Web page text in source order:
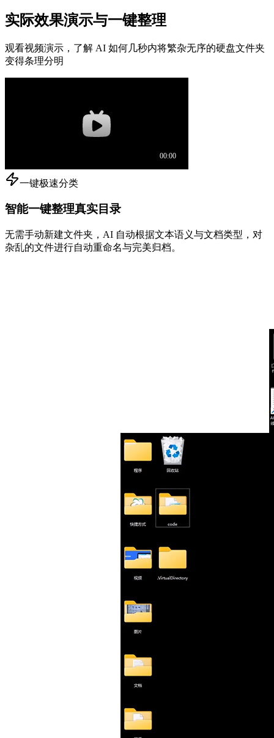
实际效果演示与一键整理
观看视频演示，了解 AI 如何几秒内将繁杂无序的硬盘文件夹
变得条理分明
一键极速分类
智能一键整理真实目录
无需手动新建文件夹，AI 自动根据文本语义与文档类型，对
杂乱的文件进行自动重命名与完美归档。